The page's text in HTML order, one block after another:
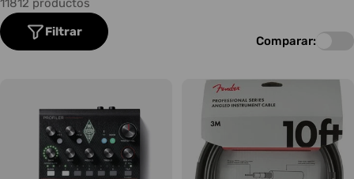
11812 productos
Filtrar
Comparar: